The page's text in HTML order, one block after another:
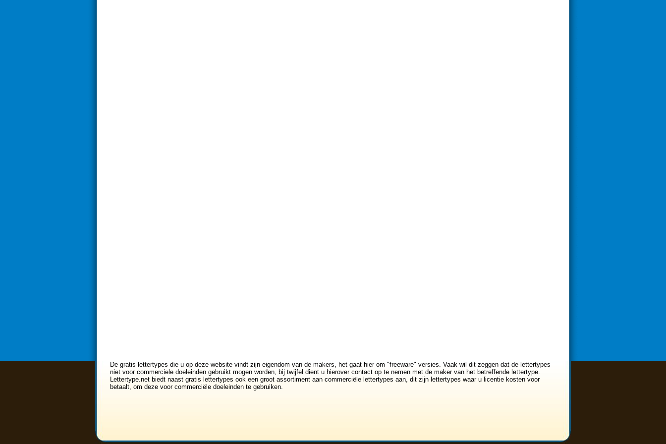
De gratis lettertypes die u op deze website vindt zijn eigendom van de makers, het gaat hier om "freeware" versies. Vaak wil dit zeggen dat de lettertypes
niet voor commerciele doeleinden gebruikt mogen worden, bij twijfel dient u hierover contact op te nemen met de maker van het betreffende lettertype.
Lettertype.net biedt naast gratis lettertypes ook een groot assortiment aan commerciële lettertypes aan, dit zijn lettertypes waar u licentie kosten voor
betaalt, om deze voor commerciële doeleinden te gebruiken.